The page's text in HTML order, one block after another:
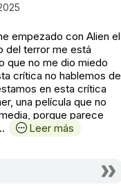
empezado con Alien el
del terror me está
que no me dio miedo
crítica no hablemos de
en esta crítica
una película que no
porque parece
Leer más